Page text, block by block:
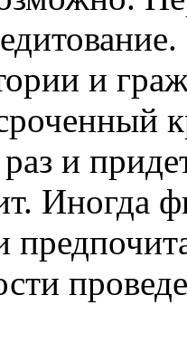
и
раз и
Иногда